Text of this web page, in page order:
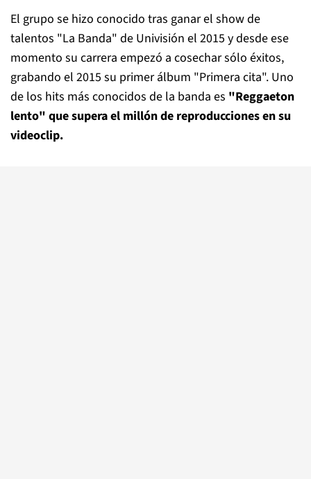
El grupo se hizo conocido tras ganar el show de
talentos "La Banda" de Univisión el 2015 y desde ese
momento su carrera empezó a cosechar sólo éxitos,
grabando el 2015 su primer álbum "Primera cita". Uno
de los hits más conocidos de la banda es "Reggaeton
lento" que supera el millón de reproducciones en su
videoclip.